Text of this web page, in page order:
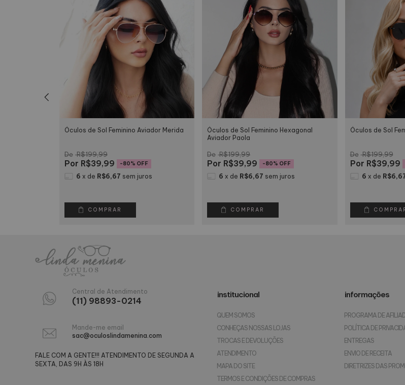
Óculos de Sol Feminino Aviador Merida
R$199,99
R$39,99 -80% OFF
6 x de R$6,67 sem juros
COMPRAR
Óculos de Sol Feminino Hexagonal
Aviador Paola
R$199,99
R$39,99 -80% OFF
6 x de R$6,67 sem juros
COMPRAR
Óculos de Sol
R$199,99
R$39,99
6 x de
Central de Atendimento
(11) 98893-0214
Mande-me email
sac@oculoslindamenina.com
FALE COM A GENTE!!! ATENDIMENTO DE SEGUNDA A
SEXTA, DAS 9H ÀS 18H
institucional
QUEM SOMOS
CONHEÇAS NOSSAS LOJAS
TROCAS E DEVOLUÇÕES
ATENDIMENTO
MAPA DO SITE
TERMOS E CONDIÇÕES DE COMPRAS
informações
PROGRAMA DE
POLÍTICA DE
ENTREGAS
ENVIO DE RECEITA
DIRETRIZES DAS